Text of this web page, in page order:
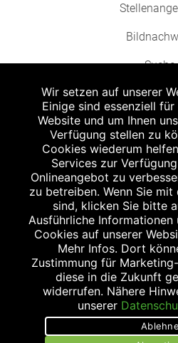
Suche
Abgabe in haushaltsüblichen Mengen,
und Satzfehler keine Haftung.
Zu Risiken und Nebenwirkungen lesen
Sie Ihren Arzt oder Apotheker.
Angabe nach der deutschen
(AEP). Der AEP ist keine unverbindliche
AEP ist ein von den Apotheken in Ansatz
Arzneimittel. Er entspricht in der Höhe
Abgabepreis, zu dem eine Apotheke in
unter 12 Jahren) das Produkt mit der
abrechnet. Der AEP ist der allgemeine
Kostenübernahme durch die gesetzlichen
Zwangsrabattes (zur Zeit 5%) nach §130
Unverbindliche Preisempfehlung des
powered by
Wir setzen auf unserer
Einige sind essenziell
Website und um Ihnen
Verfügung stellen zu
Cookies wiederum
Services zur
Onlineangebot zu
zu betreiben. Wenn Sie
sind, klicken Sie bitte
Ausführliche
Cookies auf unserer
Mehr Infos. Dort
Zustimmung für
diese in die Zukunft
widerrufen. Nähere
unserer